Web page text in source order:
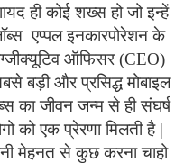
ही कोई शख्स हो जो इन्हें
एप्पल इनकारपोरेशन के
ऑफिसर (CEO)
बड़ी और प्रसिद्ध मोबाइल
का जीवन जन्म से ही संघर्ष
को एक प्रेरणा मिलती है |
मेहनत से कुछ करना चाहो